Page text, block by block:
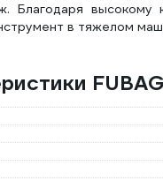
Благодаря
в тяжелом